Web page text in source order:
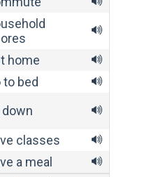
home
to bed
down
classes
a meal